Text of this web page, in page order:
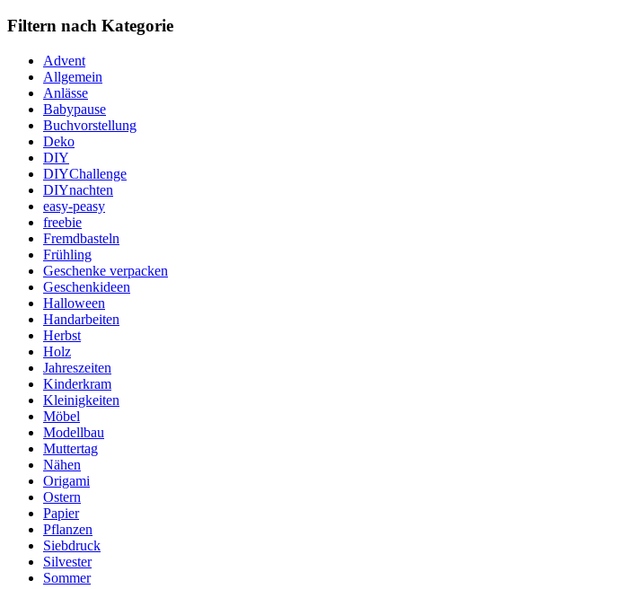
Filtern nach Kategorie
Advent
Allgemein
Anlässe
Babypause
Buchvorstellung
Deko
DIY
DIYChallenge
DIYnachten
easy-peasy
freebie
Fremdbasteln
Frühling
Geschenke verpacken
Geschenkideen
Halloween
Handarbeiten
Herbst
Holz
Jahreszeiten
Kinderkram
Kleinigkeiten
Möbel
Modellbau
Muttertag
Nähen
Origami
Ostern
Papier
Pflanzen
Siebdruck
Silvester
Sommer